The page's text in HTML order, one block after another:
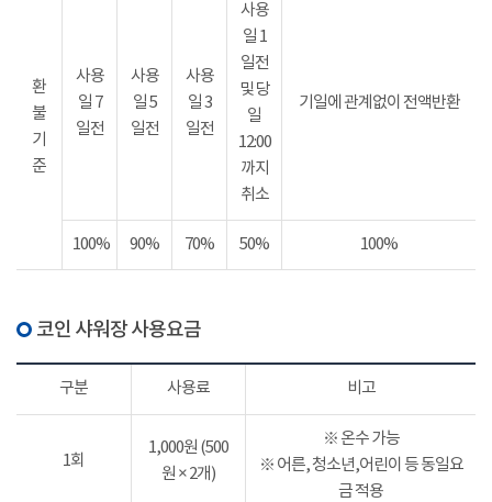
환
불
기
준
사용
일 7
일전
사용
일 5
일전
사용
일 3
일전
사용
일 1
일전
및 당
일
12:00
까지
취소
기일에 관계없이 전액반환
100% 90% 70% 50% 100%
코인 샤워장 사용요금
구분 사용료 비고
1회
1,000원 (500
원 × 2개)
※ 온수 가능
※ 어른, 청소년,어린이 등 동일요
금 적용